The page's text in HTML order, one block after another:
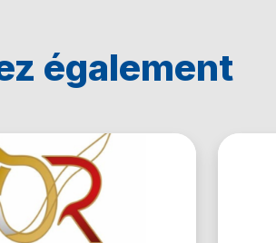
également